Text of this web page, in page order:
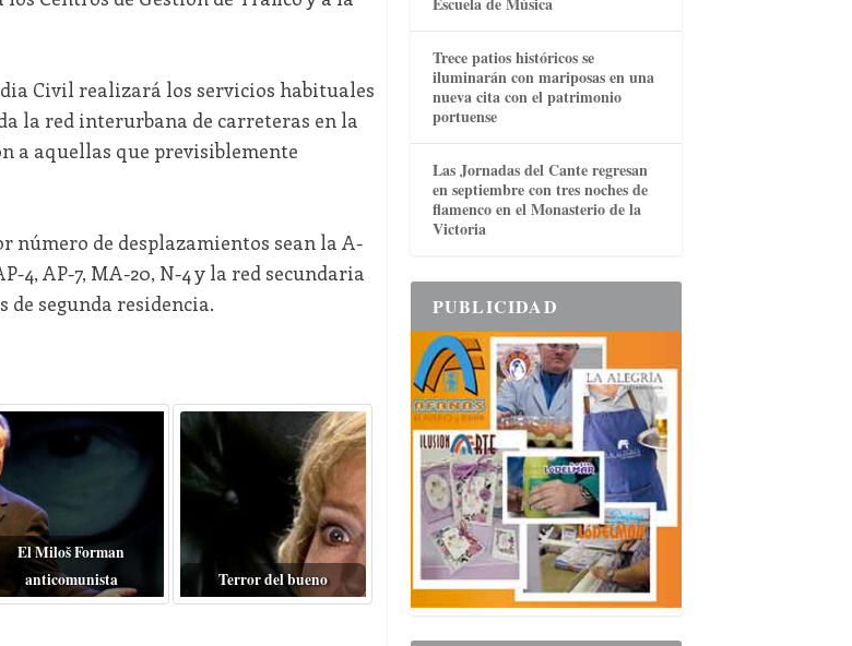
Civil realizará los servicios habituales
la red interurbana de carreteras en la
a aquellas que previsiblemente
número de desplazamientos sean la A-
4, AP-7, MA-20, N-4 y la red secundaria
de segunda residencia.
El Miloš Forman
anticomunista
Terror del bueno
Trece patios históricos se
iluminarán con mariposas en una
nueva cita con el patrimonio
portuense
Las Jornadas del Cante regresan
en septiembre con tres noches de
flamenco en el Monasterio de la
Victoria
PUBLICIDAD